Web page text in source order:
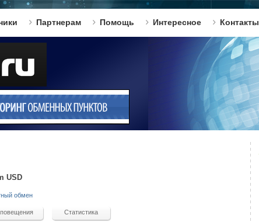
Партнерам Помощь Интересное Контакты
USD
обмен